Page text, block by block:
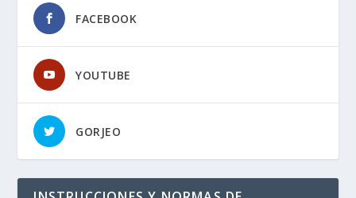
FACEBOOK
YOUTUBE
GORJEO